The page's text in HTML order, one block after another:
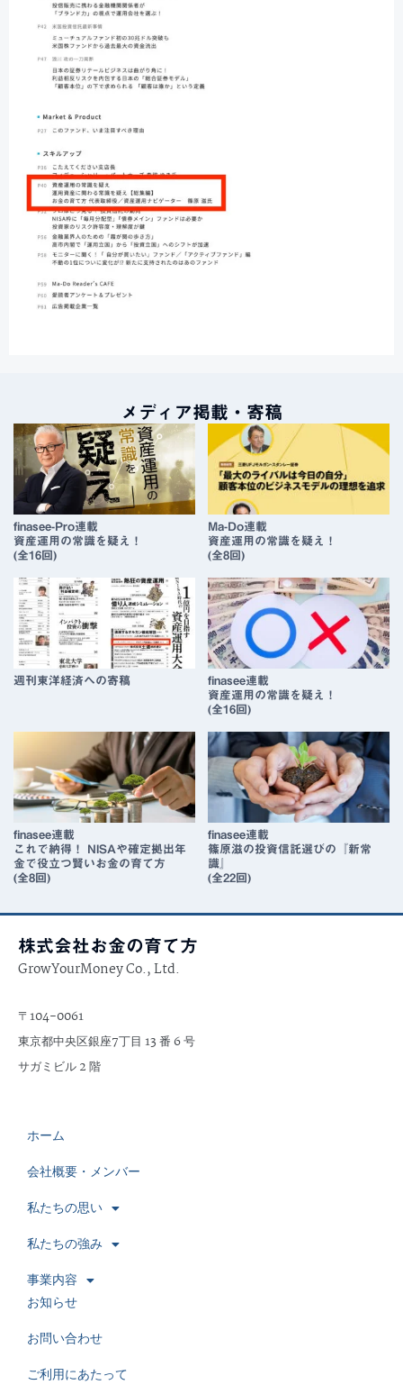
メディア掲載・寄稿
finasee-Pro連載
資産運用の常識を疑え！
(全16回)
Ma-Do連載
資産運用の常識を疑え！
(全8回)
週刊東洋経済への寄稿
finasee連載
資産運用の常識を疑え！
(全16回)
finasee連載
これで納得！ NISAや確定拠出年
金で役立つ賢いお金の育て方
(全8回)
finasee連載
篠原滋の投資信託選びの『新常
識』​
(全22回)
株式会社お金の育て方
GrowYourMoney Co., Ltd.
〒104-0061
東京都中央区銀座7丁目 13 番 6 号
サガミビル 2 階
ホーム
会社概要・メンバー
私たちの思い
私たちの強み
事業内容
お知らせ
お問い合わせ
ご利用にあたって